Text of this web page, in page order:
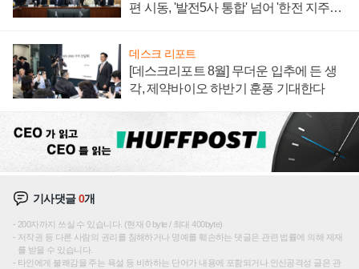
편 시동, '발전5사 통합' 넘어 '한전 지주사'
데스크 리포트
[데스크리포트 8월] 무더운 입추에 든 생
각, 제약바이오 하반기 훈풍 기대한다
기사댓글0개
200자까지 쓰실 수 있습니다. (현재 0 byte / 최대 400byte)
저작권 등 다른 사람의 권리를 침해하거나 명예를 훼손하는 댓글은 관련 법률에 의해 제재
를 받을 수 있습니다.
타인에게 불쾌감을 주는 욕설 등 비하하는 단어가 내용에 포함되거나 인신공격성 글은 관